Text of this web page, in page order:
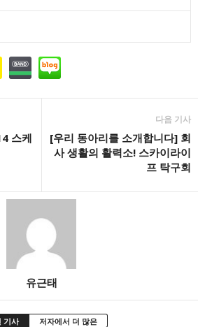
스케
다음 기사
[우리 동아리를 소개합니다] 회
사 생활의 활력소! 스카이라이
프 탁구회
유근태
기사 저자에서 더 많은